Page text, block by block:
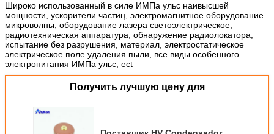
Широко использованный в силе ИМПа ульс наивысшей
мощности, ускорители частиц, электромагнитное оборудование
микроволны, оборудование лазера светоэлектрическое,
радиотехническая аппаратура, обнаружение радиолокатора,
испытание без разрушения, материал, электростатическое
электрическое поле удаления пыли, все виды особенного
электропитания ИМПа ульс, ect
Получить лучшую цену для